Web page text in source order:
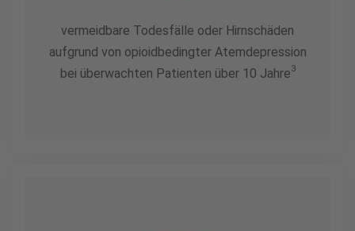
vermeidbare Todesfälle oder Hirnschäden
aufgrund von opioidbedingter Atemdepression
bei überwachten Patienten über 10 Jahre3